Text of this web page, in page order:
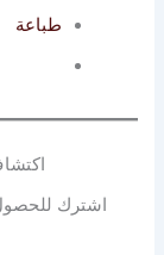
طباعة
اكتشاف
للحصول على